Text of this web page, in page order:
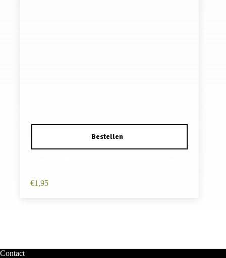
€1,95
Contact